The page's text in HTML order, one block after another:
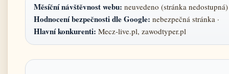
Měsíční návštěvnost webu: neuvedeno (stránka nedostupná)
Hodnocení bezpečnosti dle Google: nebezpečná stránka ·
Hlavní konkurenti: Mecz‑live.pl, zawodtyper.pl